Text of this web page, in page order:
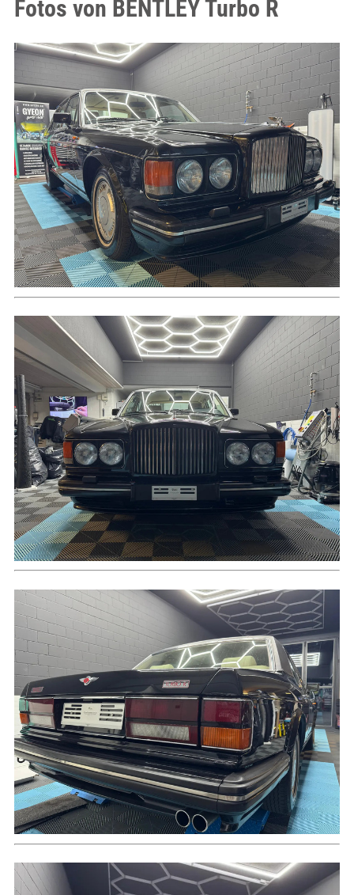
Fotos von BENTLEY Turbo R